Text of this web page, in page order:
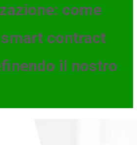
come
smart contract
il nostro